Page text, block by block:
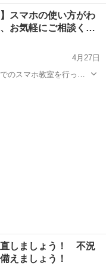
・年始に立てた目標を
スマホの使い方がわ
お気軽にご相談く…
4月27日
のスマホ教室を行って
直しましょう！ 不況
えましょう！